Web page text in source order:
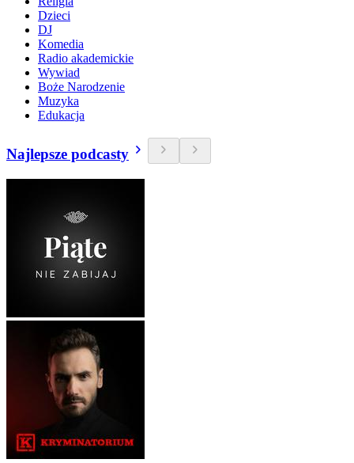
Dzieci
DJ
Komedia
Radio akademickie
Wywiad
Boże Narodzenie
Muzyka
Edukacja
Najlepsze podcasty